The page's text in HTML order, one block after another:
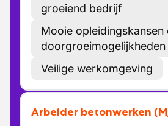
groeiend bedrijf
Mooie opleidingskansen
doorgroeimogelijkheden
Veilige werkomgeving
Arbeider betonwerken